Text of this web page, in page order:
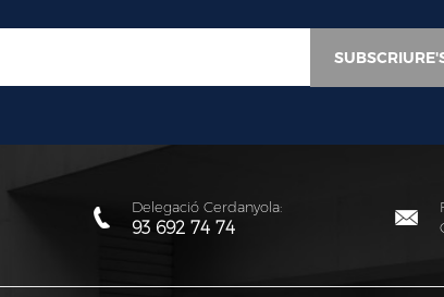
Delegació Cerdanyola:
93 692 74 74